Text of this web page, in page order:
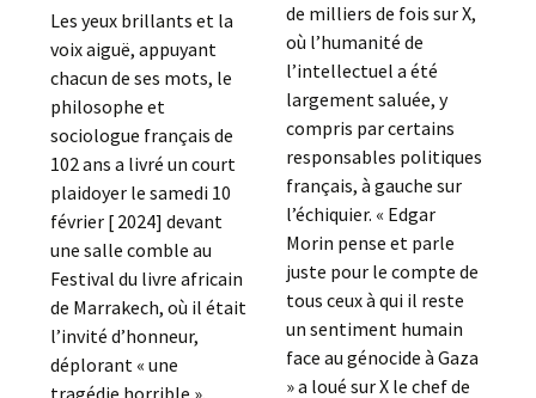
Les yeux brillants et la
voix aiguë, appuyant
chacun de ses mots, le
philosophe et
sociologue français de
102 ans a livré un court
plaidoyer le samedi 10
février [ 2024] devant
une salle comble au
Festival du livre africain
de Marrakech, où il était
l’invité d’honneur,
déplorant « une
tragédie horrible ».
de milliers de fois sur X,
où l’humanité de
l’intellectuel a été
largement saluée, y
compris par certains
responsables politiques
français, à gauche sur
l’échiquier. « Edgar
Morin pense et parle
juste pour le compte de
tous ceux à qui il reste
un sentiment humain
face au génocide à Gaza
» a loué sur X le chef de